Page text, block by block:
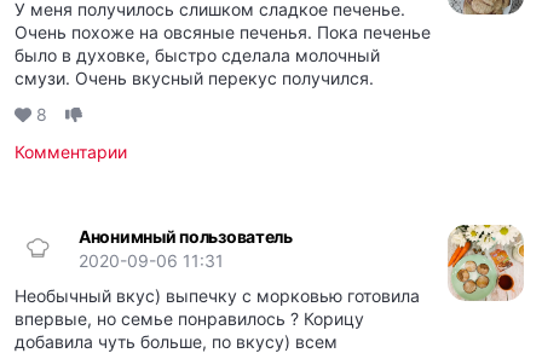
У меня получилось слишком сладкое печенье.
Очень похоже на овсяные печенья. Пока печенье
было в духовке, быстро сделала молочный
смузи. Очень вкусный перекус получился.
8
Комментарии
Анонимный пользователь
2020-09-06 11:31
Необычный вкус) выпечку с морковью готовила
впервые, но семье понравилось ? Корицу
добавила чуть больше, по вкусу) всем